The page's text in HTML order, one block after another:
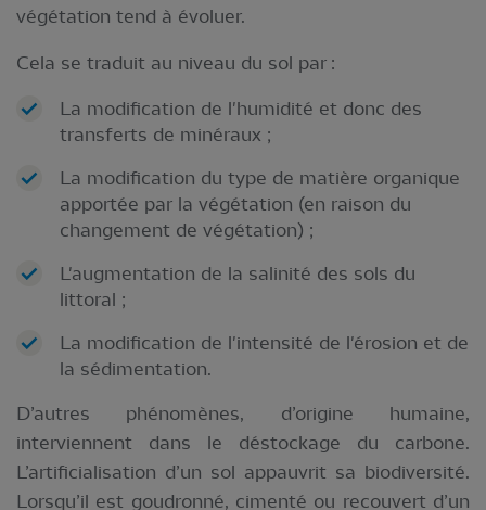
végétation tend à évoluer.
Cela se traduit au niveau du sol par :
La modification de l'humidité et donc des
transferts de minéraux ;
La modification du type de matière organique
apportée par la végétation (en raison du
changement de végétation) ;
L'augmentation de la salinité des sols du
littoral ;
La modification de l'intensité de l'érosion et de
la sédimentation.
D’autres phénomènes, d’origine humaine,
interviennent dans le déstockage du carbone.
L’artificialisation d’un sol appauvrit sa biodiversité.
Lorsqu’il est goudronné, cimenté ou recouvert d’un